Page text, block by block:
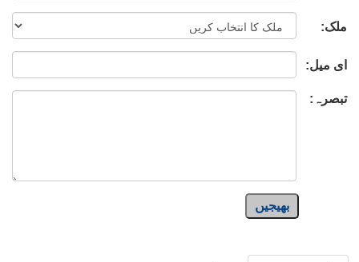
ملک:
ای میل:
تبصرہ:
بھیجیں